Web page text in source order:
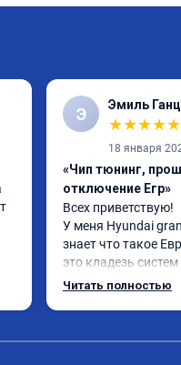
Э Эмиль
★★★★★
18 января
«Чип тюнинг,
отключение Егр»
Всех приветствую!
У меня Hyundai
знает что такое
это кладезь
газов, там и ЕГР и
Читать полностью